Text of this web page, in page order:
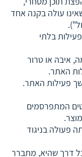
עולה בקנה אחד
בלתי
איבה או טרור
האתר.
פעילות האתר.
המתפרסמים
פעולה בניגוד
דרך שהיא, מתברר